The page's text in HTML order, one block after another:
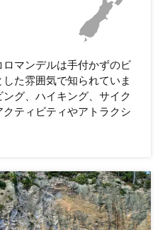
マンデルは手付かずのビ
た雰囲気で知られていま
グ、ハイキング、サイク
ティビティやアトラクシ